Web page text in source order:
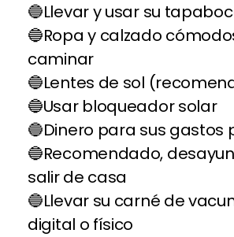
Llevar y usar su
Ropa y calzado
caminar
Lentes de sol
Usar bloqueador solar
Dinero para sus gastos
Recomendado,
salir de casa
Llevar su carné de
digital o físico